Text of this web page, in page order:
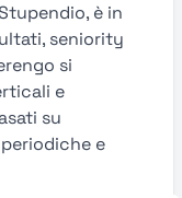
è in
seniority
si
e
su
e